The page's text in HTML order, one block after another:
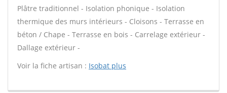
Plâtre traditionnel - Isolation phonique - Isolation
thermique des murs intérieurs - Cloisons - Terrasse en
béton / Chape - Terrasse en bois - Carrelage extérieur -
Dallage extérieur -
Voir la fiche artisan : Isobat plus